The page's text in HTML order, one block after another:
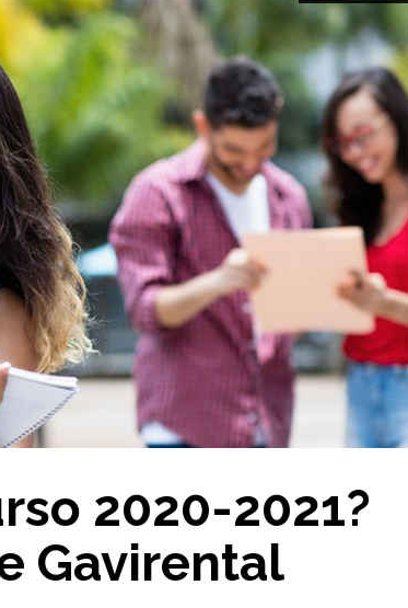
2020-2021?
Gavirental